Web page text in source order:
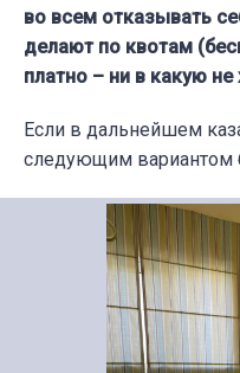
во всем отказывать
делают по квотам
платно – ни в какую не
Если в дальнейшем
следующим вариантом